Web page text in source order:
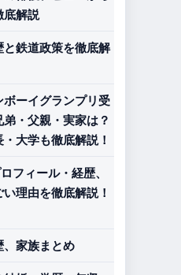
底解説
鉄道政策を徹底解
ボーイグランプリ受
・父親・実家は？
大学も徹底解説！
フィール・経歴、
理由を徹底解説！
、家族まとめ